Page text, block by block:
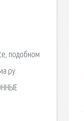
подобном